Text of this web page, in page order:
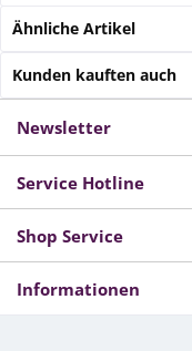
Ähnliche Artikel
Kunden kauften auch
Newsletter
Service Hotline
Shop Service
Informationen